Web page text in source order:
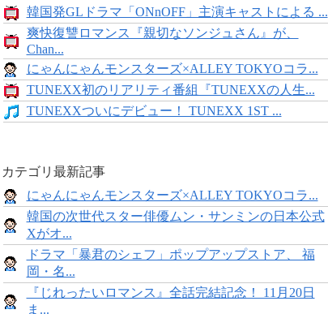
韓国発GLドラマ「ONnOFF」主演キャストによる ...
爽快復讐ロマンス『親切なソンジュさん』が、
Chan...
にゃんにゃんモンスターズ×ALLEY TOKYOコラ...
TUNEXX初のリアリティ番組『TUNEXXの人生...
TUNEXXついにデビュー！ TUNEXX 1ST ...
カテゴリ最新記事
にゃんにゃんモンスターズ×ALLEY TOKYOコラ...
韓国の次世代スター俳優ムン・サンミンの日本公式
Xがオ...
ドラマ「暴君のシェフ」ポップアップストア、 福
岡・名...
『じれったいロマンス』全話完結記念！ 11月20日
ま...